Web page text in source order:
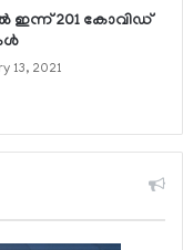
ഇന്ന് 201 കോവിഡ്
13, 2021